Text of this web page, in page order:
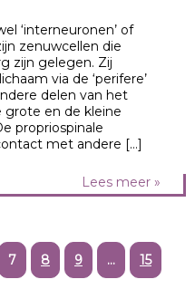
‘interneuronen’ of
zenuwcellen die
zijn gelegen. Zij
via de ‘perifere’
delen van het
grote en de kleine
propriospinale
met andere […]
Lees meer »
7 8 9 … 15